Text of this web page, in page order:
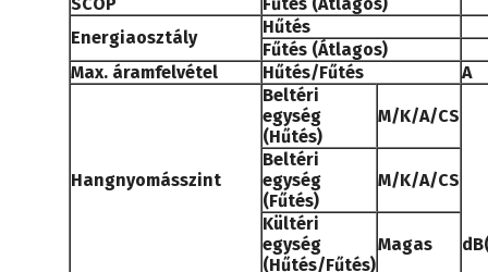
Energiaosztály
Hűtés
Fűtés (Átlagos)
Max. áramfelvétel
Hűtés/Fűtés A
Hangnyomásszint
Beltéri
egység
(Hűtés)
M/K/A/CS
Beltéri
egység
(Fűtés)
M/K/A/CS
Kültéri
egység
(Hűtés/Fűtés)
Magas